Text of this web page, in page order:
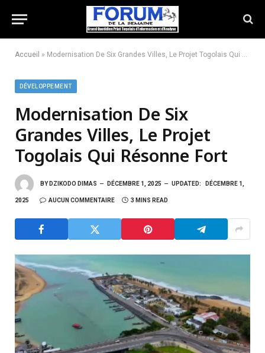
Accueil » Modernisation De Six Grandes Villes, Le Projet Togolais Qui Résonne Fort
DÉVELOPPEMENT
Modernisation De Six
Grandes Villes, Le Projet
Togolais Qui Résonne Fort
BY DZIKODO DIMAS DÉCEMBRE 1, 2025 UPDATED: DÉCEMBRE 1,
2025 AUCUN COMMENTAIRE 3 MINS READ